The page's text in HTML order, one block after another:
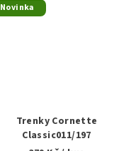
Novinka
Trenky Cornette
Classic011/197